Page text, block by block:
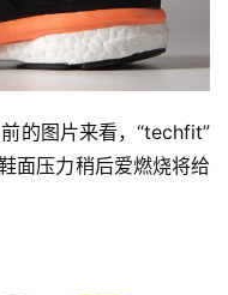
的图片来看，“techfit”
面压力稍后爱燃烧将给